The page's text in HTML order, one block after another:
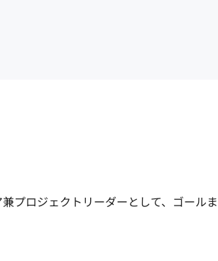
プロジェクトリーダーとして、ゴール